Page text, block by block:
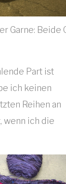
Garne: Beide
Part ist
ich keinen
Reihen an
wenn ich die